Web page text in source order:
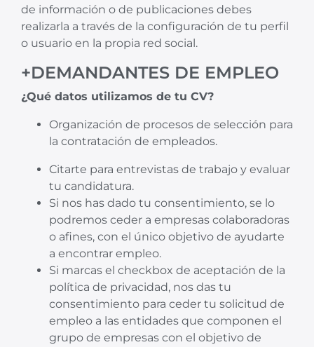
de información o de publicaciones debes
realizarla a través de la configuración de tu perfil
o usuario en la propia red social.
+DEMANDANTES DE EMPLEO
¿Qué datos utilizamos de tu CV?
Organización de procesos de selección para
la contratación de empleados.
Citarte para entrevistas de trabajo y evaluar
tu candidatura.
Si nos has dado tu consentimiento, se lo
podremos ceder a empresas colaboradoras
o afines, con el único objetivo de ayudarte
a encontrar empleo.
Si marcas el checkbox de aceptación de la
política de privacidad, nos das tu
consentimiento para ceder tu solicitud de
empleo a las entidades que componen el
grupo de empresas con el objetivo de